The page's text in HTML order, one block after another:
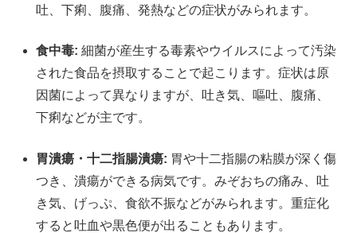
吐、下痢、腹痛、発熱などの症状がみられます。
食中毒: 細菌が産生する毒素やウイルスによって汚染
された食品を摂取することで起こります。症状は原
因菌によって異なりますが、吐き気、嘔吐、腹痛、
下痢などが主です。
胃潰瘍・十二指腸潰瘍: 胃や十二指腸の粘膜が深く傷
つき、潰瘍ができる病気です。みぞおちの痛み、吐
き気、げっぷ、食欲不振などがみられます。重症化
すると吐血や黒色便が出ることもあります。